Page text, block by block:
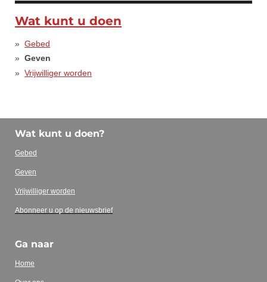
Wat kunt u doen
Gebed
Geven
Vrijwilliger worden
Wat kunt u doen?
Gebed
Geven
Vrijwilliger worden
Abonneer u op de nieuwsbrief
Ga naar
Home